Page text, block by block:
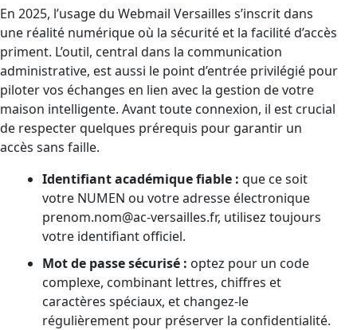
En 2025, l’usage du Webmail Versailles s’inscrit dans
une réalité numérique où la sécurité et la facilité d’accès
priment. L’outil, central dans la communication
administrative, est aussi le point d’entrée privilégié pour
piloter vos échanges en lien avec la gestion de votre
maison intelligente. Avant toute connexion, il est crucial
de respecter quelques prérequis pour garantir un
accès sans faille.
Identifiant académique fiable : que ce soit
votre NUMEN ou votre adresse électronique
prenom.nom@ac-versailles.fr, utilisez toujours
votre identifiant officiel.
Mot de passe sécurisé : optez pour un code
complexe, combinant lettres, chiffres et
caractères spéciaux, et changez-le
régulièrement pour préserver la confidentialité.